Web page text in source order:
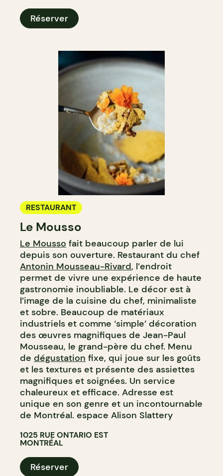
Réserver
RESTAURANT
Le Mousso
Le Mousso fait beaucoup parler de lui
depuis son ouverture. Restaurant du chef
Antonin Mousseau-Rivard, l’endroit
permet de vivre une expérience de haute
gastronomie inoubliable. Le décor est à
l’image de la cuisine du chef, minimaliste
et sobre. Beaucoup de matériaux
industriels et comme ‘simple’ décoration
des œuvres magnifiques de Jean-Paul
Mousseau, le grand-père du chef. Menu
de dégustation fixe, qui joue sur les goûts
et les textures et présente des assiettes
magnifiques et soignées. Un service
chaleureux et efficace. Adresse est
unique en son genre et un incontournable
de Montréal. espace Alison Slattery
1025 RUE ONTARIO EST
MONTRÉAL
Réserver